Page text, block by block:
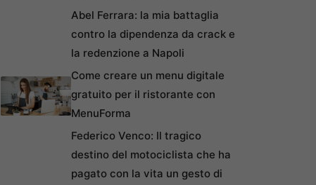
Abel Ferrara: la mia battaglia
contro la dipendenza da crack e
la redenzione a Napoli
Come creare un menu digitale
gratuito per il ristorante con
MenuForma
Federico Venco: Il tragico
destino del motociclista che ha
pagato con la vita un gesto di